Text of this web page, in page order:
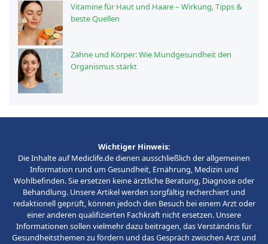
Vitamine für Haut und Haare – Wirkung, Tipps &
beste Quellen
Zähne und Körper: Wie Mundgesundheit den
Organismus stärkt
Wichtiger Hinweis:
Die Inhalte auf Mediclife.de dienen ausschließlich der allgemeinen
Information rund um Gesundheit, Ernährung, Medizin und
Wohlbefinden. Sie ersetzen keine ärztliche Beratung, Diagnose oder
Behandlung. Unsere Artikel werden sorgfältig recherchiert und
redaktionell geprüft, können jedoch den Besuch bei einem Arzt oder
einer anderen qualifizierten Fachkraft nicht ersetzen. Unsere
Informationen sollen vielmehr dazu beitragen, das Verständnis für
Gesundheitsthemen zu fördern und das Gespräch zwischen Arzt und